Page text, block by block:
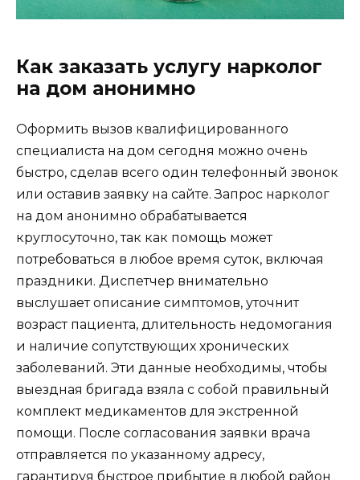
Как заказать услугу нарколог
на дом анонимно
Оформить вызов квалифицированного
специалиста на дом сегодня можно очень
быстро, сделав всего один телефонный звонок
или оставив заявку на сайте. Запрос нарколог
на дом анонимно обрабатывается
круглосуточно, так как помощь может
потребоваться в любое время суток, включая
праздники. Диспетчер внимательно
выслушает описание симптомов, уточнит
возраст пациента, длительность недомогания
и наличие сопутствующих хронических
заболеваний. Эти данные необходимы, чтобы
выездная бригада взяла с собой правильный
комплект медикаментов для экстренной
помощи. После согласования заявки врача
отправляется по указанному адресу,
гарантируя быстрое прибытие в любой район